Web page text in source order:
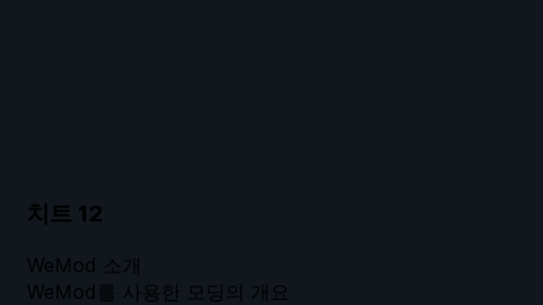
치트 12
WeMod 소개
WeMod를 사용한 모딩의 개요